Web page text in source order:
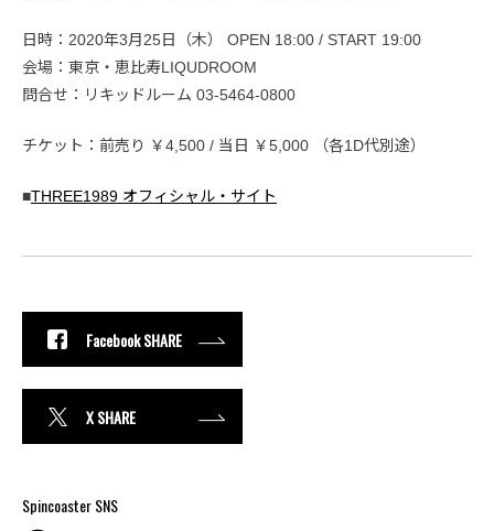
日時：2020年3月25日（木） OPEN 18:00 / START 19:00
会場：東京・恵比寿LIQUDROOM
問合せ：リキッドルーム 03-5464-0800
チケット：前売り ￥4,500 / 当日 ￥5,000 （各1D代別途）
■THREE1989 オフィシャル・サイト
Facebook SHARE
X SHARE
Spincoaster SNS